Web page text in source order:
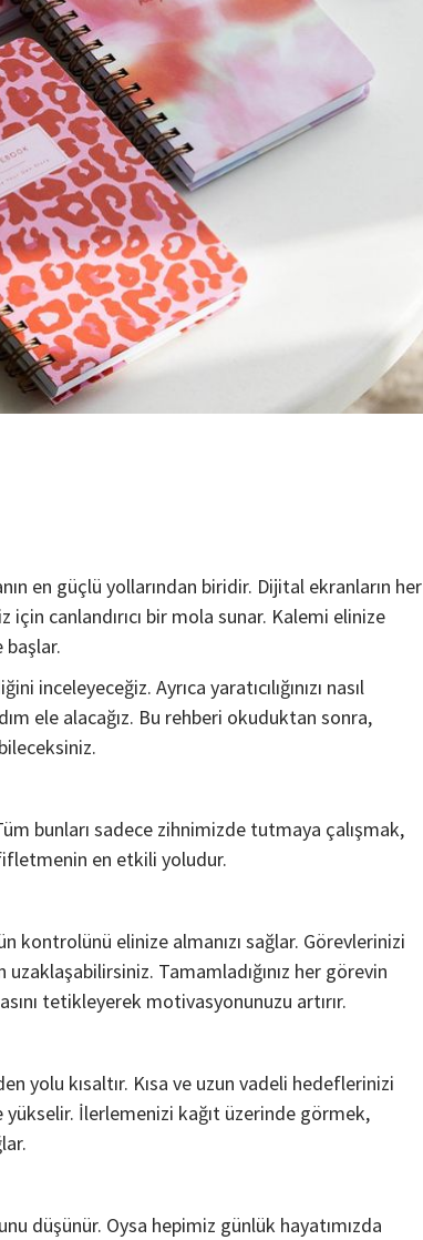
en güçlü yollarından biridir. Dijital ekranların her
için canlandırıcı bir mola sunar. Kalemi elinize
başlar.
inceleyeceğiz. Ayrıca yaratıcılığınızı nasıl
ele alacağız. Bu rehberi okuduktan sonra,
bunları sadece zihnimizde tutmaya çalışmak,
en etkili yoludur.
kontrolünü elinize almanızı sağlar. Görevlerinizi
Tamamladığınız her görevin
tetikleyerek motivasyonunuzu artırır.
yolu kısaltır. Kısa ve uzun vadeli hedeflerinizi
yükselir. İlerlemenizi kağıt üzerinde görmek,
düşünür. Oysa hepimiz günlük hayatımızda
2 yıl ago Medya Haber
Çevre dostu ulaşım araçları karbon ayak izinin